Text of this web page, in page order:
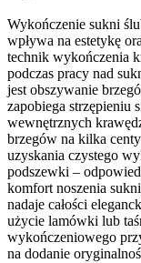
Wykończenie sukni
wpływa na estetykę
technik wykończenia
podczas pracy nad
jest obszywanie
zapobiega strzępieniu
wewnętrznych
brzegów na kilka
uzyskania czystego
podszewki –
komfort noszenia
nadaje całości
użycie lamówki lub
wykończeniowego
na dodanie